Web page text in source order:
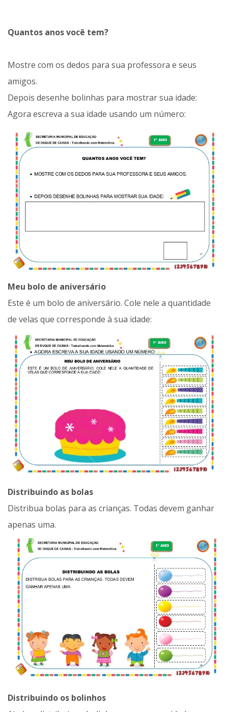
Quantos anos você tem?
Mostre com os dedos para sua professora e seus
amigos.
Depois desenhe bolinhas para mostrar sua idade:
Agora escreva a sua idade usando um número:
Meu bolo de aniversário
Este é um bolo de aniversário. Cole nele a quantidade
de velas que corresponde à sua idade:
Distribuindo as bolas
Distribua bolas para as crianças. Todas devem ganhar
apenas uma.
Distribuindo os bolinhos